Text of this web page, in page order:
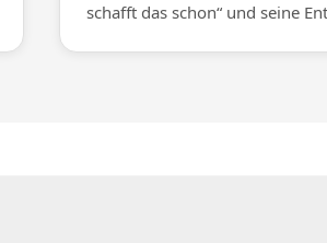
schafft das schon“ und seine